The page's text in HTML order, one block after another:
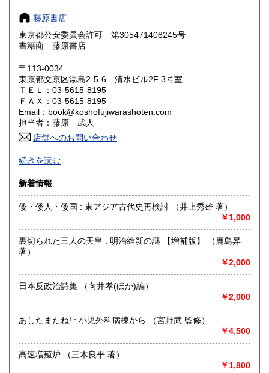
奈良県
鳥取県 600円 島根県
岡山県
山口県 600円
香川県 600円 愛媛県
高知県 600円
佐賀県
熊本県 600円 大分県 600円
600円
沖縄県 600円
藤原書店
東京都公安委員会許可 第305471408245号
書籍商 藤原書店
〒113-0034
東京都文京区湯島2-5-6 清水ビル2F 3号室
ＴＥＬ：03-5615-8195
ＦＡＸ：03-5615-8195
Email：book@koshofujiwarashoten.com
担当者：藤原 武人
店舗へのお問い合わせ
【通信販売専門 (ご来店不可)】 の古書店です。
※大変申し訳ございませんが、店頭での販売は行っておりま
書籍の状態等、ご不明な点・気になる所がございましたら、
メールアドレス【book@koshofujiwarashoten.com】
※販売書籍につきまして【お電話でのお問い合わせ】は、現
品在庫を確認するためお時間を頂戴いたします。
沿線名：JR中央線・総武線・東京メトロ丸ノ内線
営業時間：【事務所営業・通信販売専門 (ご来店不可)】
9:00〜17:00 ※買取・仕入れ等で不在の場合がございます
書籍の買取について
続きを読む
新着情報
倭・倭人・倭国 : 東アジア古代史再検討 （井上秀雄 著）
￥1,000
裏切られた三人の天皇 : 明治維新の謎 【増補版】 （鹿島昇
著）
￥2,000
日本反政治詩集 （向井孝(ほか)編）
￥2,000
あしたまたね! : 小児外科病棟から （宮野武 監修）
￥4,500
高速増殖炉 （三木良平 著）
￥1,800